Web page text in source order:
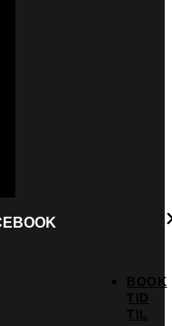
BOOK
TID
TIL